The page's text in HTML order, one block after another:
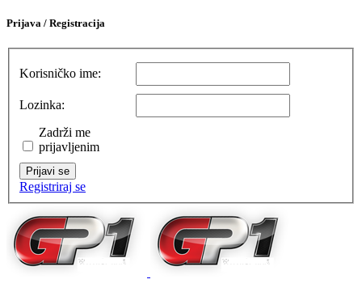
Prijava / Registracija
Korisničko ime:
Lozinka:
Zadrži me
prijavljenim
Prijavi se
Registriraj se